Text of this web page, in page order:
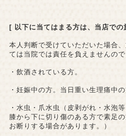
[ 以下に当てはまる方は、当店での
本人判断で受けていただいた場合
ては当院では責任を負えませんので
・飲酒されている方。
・妊娠中の方。当日重い生理痛中
・水虫・爪水虫（皮剥がれ・水泡
膝から下に切り傷のある方で素足
お断りする場合があります。）